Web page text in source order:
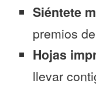
Siéntete
premios
Hojas
llevar